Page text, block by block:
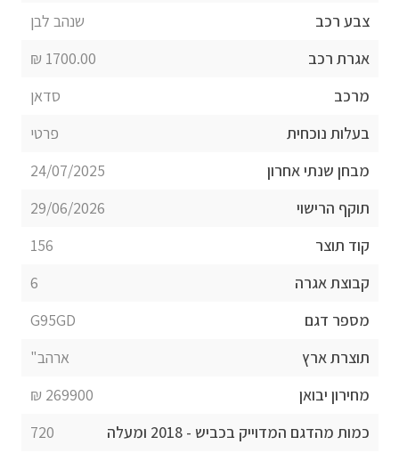
צבע רכב
שנהב לבן
אגרת רכב
1700.00 ₪
מרכב
סדאן
בעלות נוכחית
פרטי
מבחן שנתי אחרון
24/07/2025
תוקף הרישוי
29/06/2026
קוד תוצר
156
קבוצת אגרה
6
מספר דגם
G95GD
תוצרת ארץ
ארהב"
מחירון יבואן
269900 ₪
כמות מהדגם המדוייק בכביש - 2018 ומעלה
720